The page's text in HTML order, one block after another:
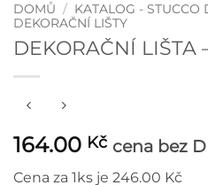
DOMŮ / KATALOG - STUCCO
DEKORAČNÍ LIŠTY
DEKORAČNÍ LIŠTA
164.00 Kč cena bez
Cena za 1ks je 246.00 Kč